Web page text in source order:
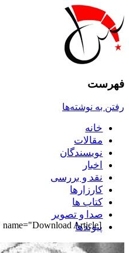
فهرست
رفتن به نوشته‌ها
خانه
مقالات
نويسندگان
اخبار
نقد و بررسى
کارزارها
کتاب ها
صدا و تصوير
پيوندها
[pdf_attachment file="1" name="Download Article"]